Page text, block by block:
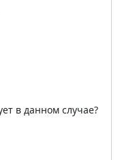
в данном случае?